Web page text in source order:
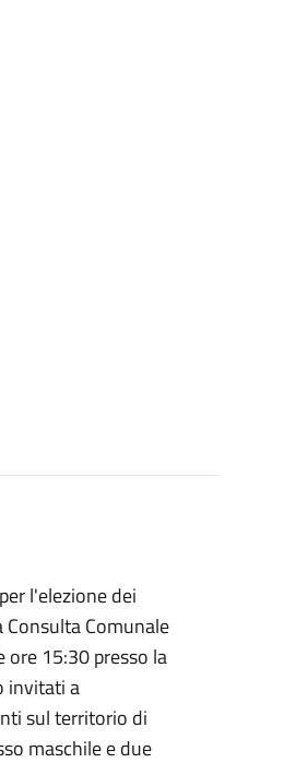
l'elezione dei
Comunale
15:30 presso la
invitati a
sul territorio di
maschile e due